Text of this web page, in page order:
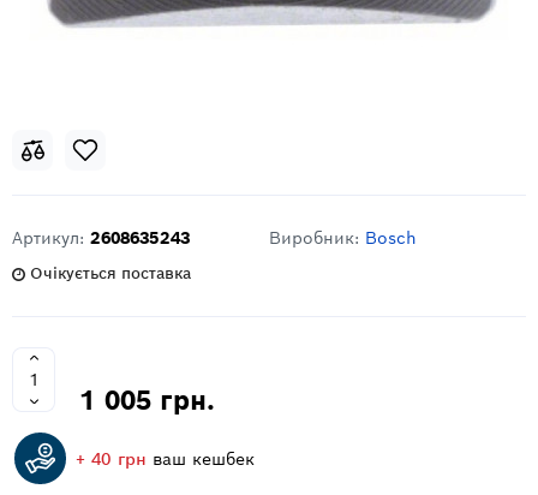
Артикул: 2608635243 Виробник: Bosch
Очікується поставка
1 005 грн.
+ 40 грн ваш кешбек